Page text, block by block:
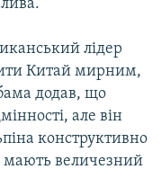
лідер
Китай мирним,
додав, що
але він
конструктивно
мають величезний